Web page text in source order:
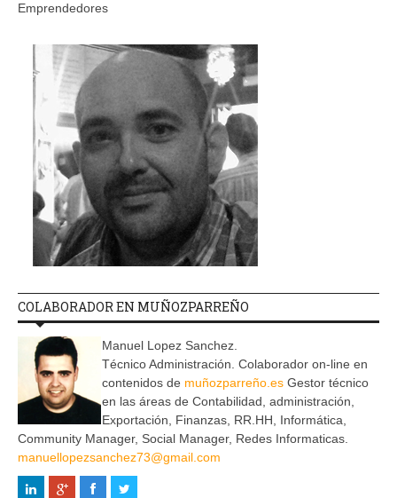
Emprendedores
COLABORADOR EN MUÑOZPARREÑO
Manuel Lopez Sanchez.
Técnico Administración. Colaborador on-line en
contenidos de muñozparreño.es Gestor técnico
en las áreas de Contabilidad, administración,
Exportación, Finanzas, RR.HH, Informática,
Community Manager, Social Manager, Redes Informaticas.
manuellopezsanchez73@gmail.com